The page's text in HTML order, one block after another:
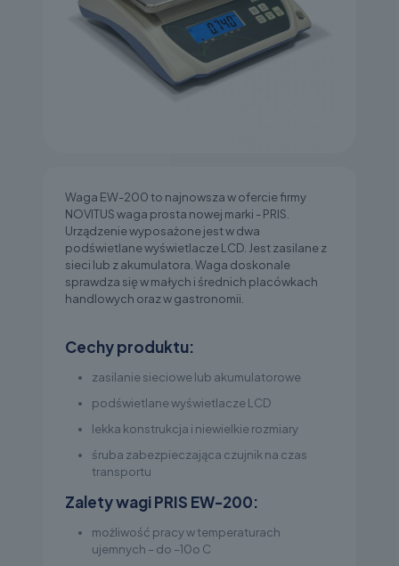
Waga EW-200 to najnowsza w ofercie firmy
NOVITUS waga prosta nowej marki - PRIS.
Urządzenie wyposażone jest w dwa
podświetlane wyświetlacze LCD. Jest zasilane z
sieci lub z akumulatora. Waga doskonale
sprawdza się w małych i średnich placówkach
handlowych oraz w gastronomii.
Cechy produktu:
zasilanie sieciowe lub akumulatorowe
podświetlane wyświetlacze LCD
lekka konstrukcja i niewielkie rozmiary
śruba zabezpieczająca czujnik na czas
transportu
Zalety wagi PRIS EW-200:
możliwość pracy w temperaturach
ujemnych – do –10o C